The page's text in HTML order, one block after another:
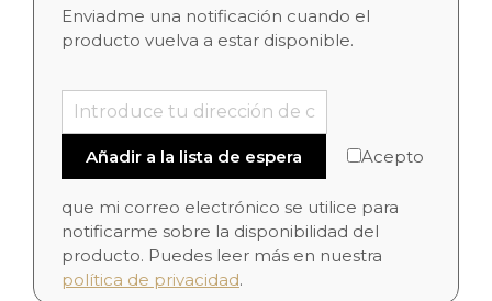
Enviadme una notificación cuando el
producto vuelva a estar disponible.
Acepto
que mi correo electrónico se utilice para
notificarme sobre la disponibilidad del
producto. Puedes leer más en nuestra
política de privacidad.